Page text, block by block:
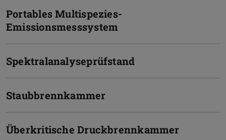
Portables Multispezies-
Emissionsmesssystem
Spektralanalyseprüfstand
Staubbrennkammer
Überkritische Druckbrennkammer